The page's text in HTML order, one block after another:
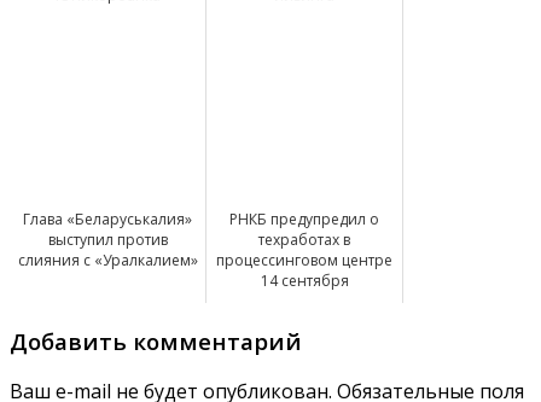
Глава «Беларуськалия»
выступил против
слияния с «Уралкалием»
РНКБ предупредил о
техработах в
процессинговом центре
14 сентября
Добавить комментарий
Ваш e-mail не будет опубликован. Обязательные поля